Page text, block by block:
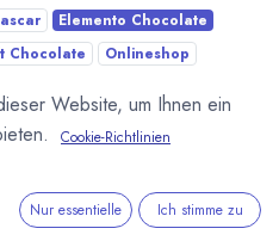
Elemento Chocolate
Chocolate
Onlineshop
Website, um Ihnen ein
Cookie-Richtlinien
Nur essentielle Ich stimme zu